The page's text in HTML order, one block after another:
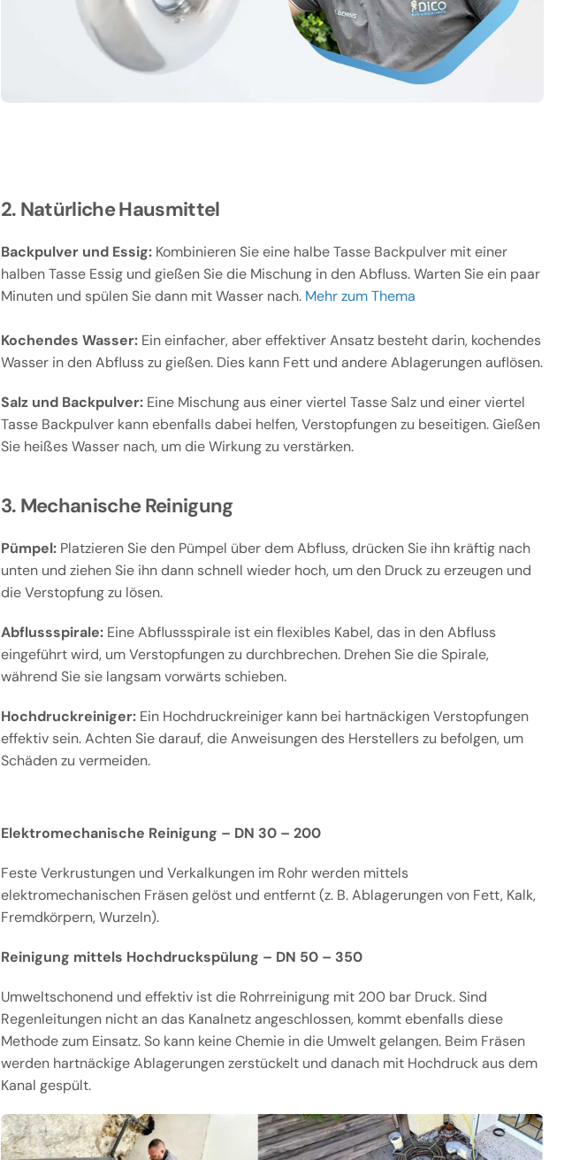
2. Natürliche Hausmittel
Backpulver und Essig:Kombinieren Sie eine halbe Tasse Backpulver mit einer
halben Tasse Essig und gießen Sie die Mischung in den Abfluss. Warten Sie ein paar
Minuten und spülen Sie dann mit Wasser nach. Mehr zum Thema
Kochendes Wasser:Ein einfacher, aber effektiver Ansatz besteht darin, kochendes
Wasser in den Abfluss zu gießen. Dies kann Fett und andere Ablagerungen auflösen.
Salz und Backpulver:Eine Mischung aus einer viertel Tasse Salz und einer viertel
Tasse Backpulver kann ebenfalls dabei helfen, Verstopfungen zu beseitigen. Gießen
Sie heißes Wasser nach, um die Wirkung zu verstärken.
3. Mechanische Reinigung
Pümpel:Platzieren Sie den Pümpel über dem Abfluss, drücken Sie ihn kräftig nach
unten und ziehen Sie ihn dann schnell wieder hoch, um den Druck zu erzeugen und
die Verstopfung zu lösen.
Abflussspirale:Eine Abflussspirale ist ein flexibles Kabel, das in den Abfluss
eingeführt wird, um Verstopfungen zu durchbrechen. Drehen Sie die Spirale,
während Sie sie langsam vorwärts schieben.
Hochdruckreiniger:Ein Hochdruckreiniger kann bei hartnäckigen Verstopfungen
effektiv sein. Achten Sie darauf, die Anweisungen des Herstellers zu befolgen, um
Schäden zu vermeiden.
Elektromechanische Reinigung – DN 30 – 200
Feste Verkrustungen und Verkalkungen im Rohr werden mittels
elektromechanischen Fräsen gelöst und entfernt (z. B. Ablagerungen von Fett, Kalk,
Fremdkörpern, Wurzeln).
Reinigung mittels Hochdruckspülung – DN 50 – 350
Umweltschonend und effektiv ist die Rohrreinigung mit 200 bar Druck. Sind
Regenleitungen nicht an das Kanalnetz angeschlossen, kommt ebenfalls diese
Methode zum Einsatz. So kann keine Chemie in die Umwelt gelangen. Beim Fräsen
werden hartnäckige Ablagerungen zerstückelt und danach mit Hochdruck aus dem
Kanal gespült.